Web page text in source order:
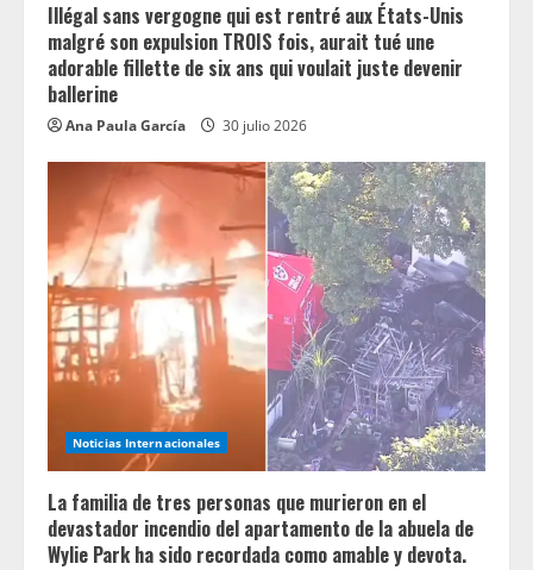
Illégal sans vergogne qui est rentré aux États-Unis
malgré son expulsion TROIS fois, aurait tué une
adorable fillette de six ans qui voulait juste devenir
ballerine
Ana Paula García 30 julio 2026
Noticias Internacionales
La familia de tres personas que murieron en el
devastador incendio del apartamento de la abuela de
Wylie Park ha sido recordada como amable y devota.